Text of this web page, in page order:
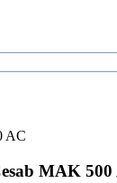
AC
MAK 500